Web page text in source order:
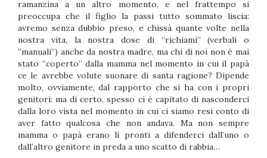
ramanzina a un altro momento, e nel frattempo si
preoccupa che il figlio la passi tutto sommato liscia:
avremo senza dubbio preso, e chissà quante volte nella
nostra vita, la nostra dose di “richiami” (verbali o
“manuali”) anche da nostra madre, ma chi di noi non è mai
stato “coperto” dalla mamma nel momento in cui il papà
ce le avrebbe volute suonare di santa ragione? Dipende
molto, ovviamente, dal rapporto che si ha con i propri
genitori: ma di certo, spesso ci è capitato di nasconderci
dalla loro vista nel momento in cui ci siamo resi conto di
aver fatto qualcosa che non andava. Ma non sempre
mamma o papà erano lì pronti a difenderci dall’uno o
dall’altro genitore in preda a uno scatto di rabbia…